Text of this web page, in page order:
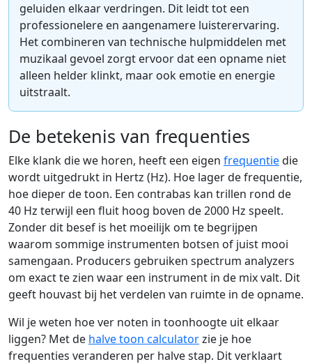
geluiden elkaar verdringen. Dit leidt tot een
professionelere en aangenamere luisterervaring.
Het combineren van technische hulpmiddelen met
muzikaal gevoel zorgt ervoor dat een opname niet
alleen helder klinkt, maar ook emotie en energie
uitstraalt.
De betekenis van frequenties
Elke klank die we horen, heeft een eigen frequentiedie
wordt uitgedrukt in Hertz (Hz). Hoe lager de frequentie,
hoe dieper de toon. Een contrabas kan trillen rond de
40 Hz terwijl een fluit hoog boven de 2000 Hz speelt.
Zonder dit besef is het moeilijk om te begrijpen
waarom sommige instrumenten botsen of juist mooi
samengaan. Producers gebruiken spectrum analyzers
om exact te zien waar een instrument in de mix valt. Dit
geeft houvast bij het verdelen van ruimte in de opname.
Wil je weten hoe ver noten in toonhoogte uit elkaar
liggen? Met de halve toon calculatorzie je hoe
frequenties veranderen per halve stap. Dit verklaart